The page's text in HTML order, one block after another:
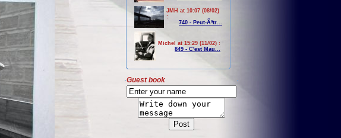
JMH at 10:07 (08/02)
:
740 - Peut-Ãªtr...
Michel at 15:29 (11/02) :
849 - C'est Mau...
Guest book